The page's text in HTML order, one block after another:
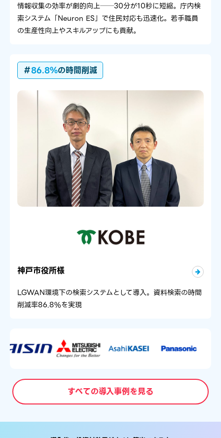
情報収集の効率が劇的向上──30分が10秒に短縮。庁内検
索システム「Neuron ES」で住民対応も迅速化。若手職員
の生産性向上やスキルアップにも貢献。
＃86.8%の時間削減
神戸市役所様
LGWAN環境下の検索システムとして導入。資料検索の時間
削減率86.8%を実現
すべての導入事例を見る